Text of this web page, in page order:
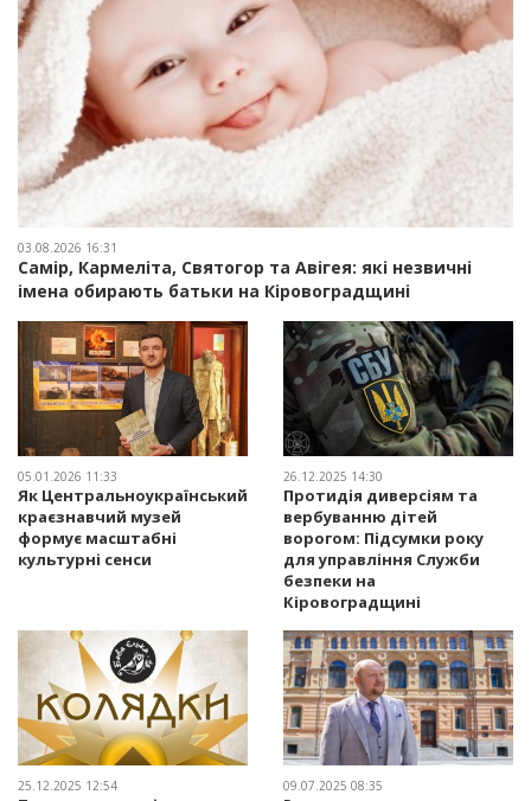
03.08.2026 16:31
Самір, Кармеліта, Святогор та Авігея: які незвичні
імена обирають батьки на Кіровоградщині
05.01.2026 11:33
Як Центральноукраїнський
краєзнавчий музей
формує масштабні
культурні сенси
26.12.2025 14:30
Протидія диверсіям та
вербуванню дітей
ворогом: Підсумки року
для управління Служби
безпеки на
Кіровоградщині
25.12.2025 12:54 09.07.2025 08:35